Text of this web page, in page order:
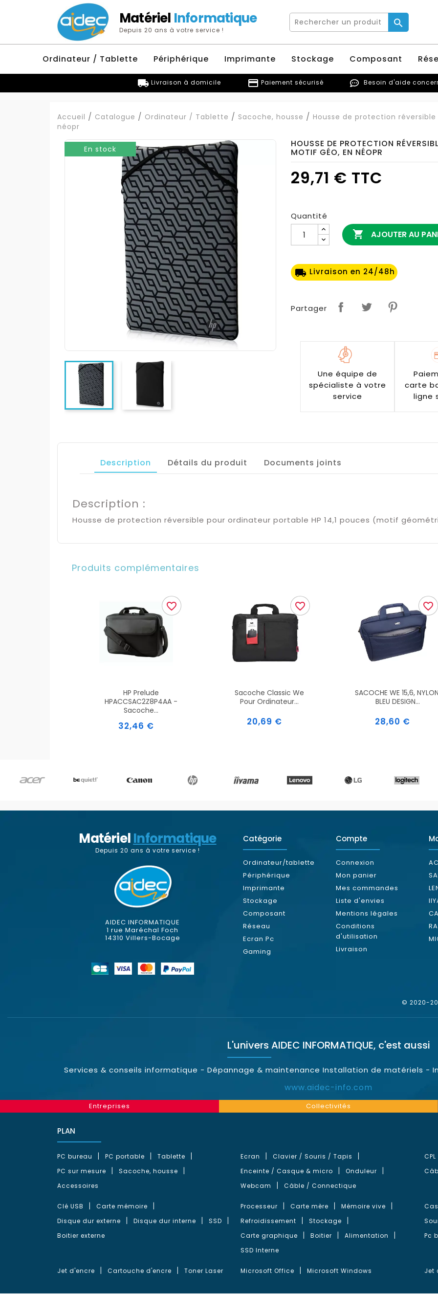
Matériel Informatique
Depuis 20 ans à votre service !

Ordinateur / Tablette Périphérique Imprimante Stockage Composant
local_shipping Livraison à domicile credit_card Paiement sécurisé Besoin d'aide
Accueil Catalogue Ordinateur / Tablette Sacoche, housse
Housse de protection réversible
néopr
En stock HOUSSE DE PROTECTION
MOTIF GÉO, EN NÉOPR
29,71 € TTC
Quantité
 AJOUTER AU
local_shipping Livraison en 24/48h
Partager
Une équipe de
spécialiste à votre
service
carte
ligne
Description Détails du produit Documents joints
Description :
Housse de protection réversible pour ordinateur portable HP 14,1 pouces (motif
Produits complémentaires
HP Prelude
HPACCSAC2Z8P4AA -
Sacoche...
Prix
32,46 €
favorite_border
Sacoche Classic We
Pour Ordinateur...
Prix
20,69 €
favorite_border
SACOCHE WE 15,6,
BLEU DESIGN...
Prix
28,60 €
favorite_border
MatérielInformatique
Depuis 20 ans à votre service !
AIDEC INFORMATIQUE
1 rue Maréchal Foch
14310 Villers-Bocage
Catégorie
Ordinateur/tablette
Périphérique
Imprimante
Stockage
Composant
Réseau
Ecran Pc
Gaming
Compte
Connexion
Mon panier
Mes commandes
Liste d'envies
Mentions légales
Conditions
d'utilisation
Livraison
© 2020-
L'univers AIDEC INFORMATIQUE, c'est aussi
Services & conseils informatique - Dépannage & maintenance Installation de matériels -
www.aidec-info.com
Entreprises Collectivités
PLAN
PC bureau PC portable
Tablette
PC sur mesure
Sacoche, housse
Accessoires
Ecran
Clavier / Souris / Tapis
Enceinte / Casque & micro
Onduleur
Webcam
Câble / Connectique
CPL
Clé USB
Carte mémoire
Disque dur externe
Disque dur interne
SSD
Boitier externe
Processeur Carte mère
Mémoire vive
Refroidissement
Stockage
Carte graphique
Boitier
Alimentation
SSD Interne
Pc
Jet d'encre Cartouche d'encre Toner Laser Microsoft Office Microsoft Windows Jet